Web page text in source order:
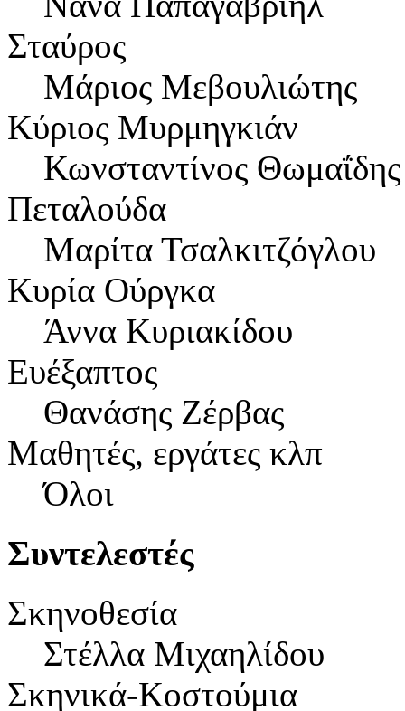
Σταύρος
Μάριος Μεβουλιώτης
Κύριος Μυρμηγκιάν
Κωνσταντίνος Θωμαΐδης
Πεταλούδα
Μαρίτα Τσαλκιτζόγλου
Κυρία Ούργκα
Άννα Κυριακίδου
Ευέξαπτος
Θανάσης Ζέρβας
Μαθητές, εργάτες κλπ
Όλοι
Συντελεστές
Σκηνοθεσία
Στέλλα Μιχαηλίδου
Σκηνικά-Κοστούμια